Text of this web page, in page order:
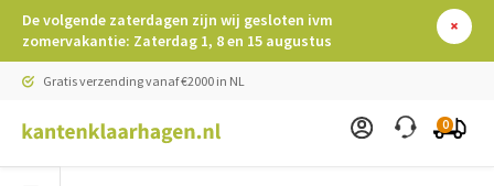
De volgende zaterdagen zijn wij gesloten ivm
zomervakantie: Zaterdag 1, 8 en 15 augustus
Gratis verzending vanaf €2000 in NL
0